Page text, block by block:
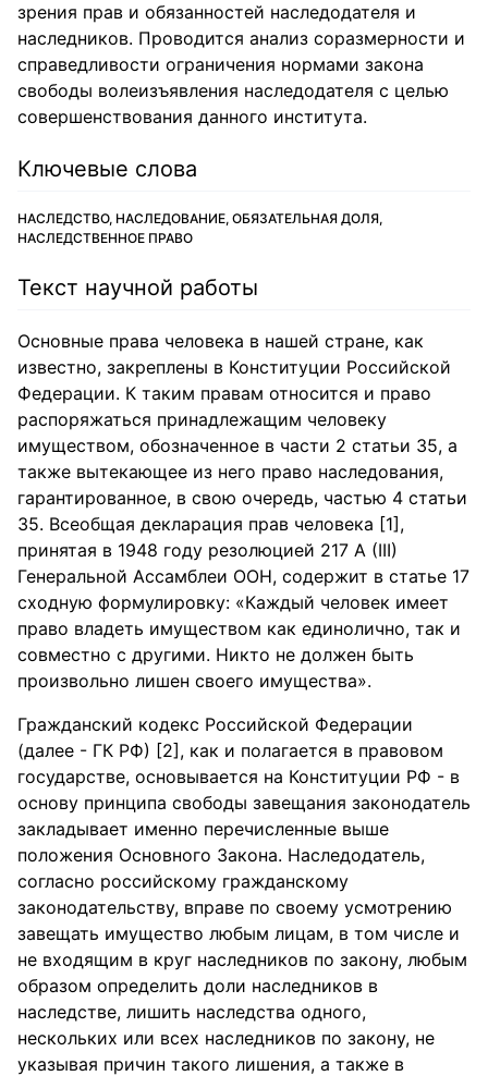
зрения прав и обязанностей наследодателя и
наследников. Проводится анализ соразмерности и
справедливости ограничения нормами закона
свободы волеизъявления наследодателя с целью
совершенствования данного института.
Ключевые слова
НАСЛЕДСТВО, НАСЛЕДОВАНИЕ, ОБЯЗАТЕЛЬНАЯ ДОЛЯ,
НАСЛЕДСТВЕННОЕ ПРАВО
Текст научной работы
Основные права человека в нашей стране, как
известно, закреплены в Конституции Российской
Федерации. К таким правам относится и право
распоряжаться принадлежащим человеку
имуществом, обозначенное в части 2 статьи 35, а
также вытекающее из него право наследования,
гарантированное, в свою очередь, частью 4 статьи
35. Всеобщая декларация прав человека [1],
принятая в 1948 году резолюцией 217 А (III)
Генеральной Ассамблеи ООН, содержит в статье 17
сходную формулировку: «Каждый человек имеет
право владеть имуществом как единолично, так и
совместно с другими. Никто не должен быть
произвольно лишен своего имущества».
Гражданский кодекс Российской Федерации
(далее - ГК РФ) [2], как и полагается в правовом
государстве, основывается на Конституции РФ - в
основу принципа свободы завещания законодатель
закладывает именно перечисленные выше
положения Основного Закона. Наследодатель,
согласно российскому гражданскому
законодательству, вправе по своему усмотрению
завещать имущество любым лицам, в том числе и
не входящим в круг наследников по закону, любым
образом определить доли наследников в
наследстве, лишить наследства одного,
нескольких или всех наследников по закону, не
указывая причин такого лишения, а также в